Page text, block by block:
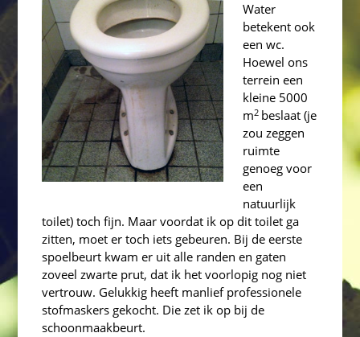
Water
betekent ook
een wc.
Hoewel ons
terrein een
kleine 5000
m2 beslaat (je
zou zeggen
ruimte
genoeg voor
een
natuurlijk
toilet) toch fijn. Maar voordat ik op dit toilet ga
zitten, moet er toch iets gebeuren. Bij de eerste
spoelbeurt kwam er uit alle randen en gaten
zoveel zwarte prut, dat ik het voorlopig nog niet
vertrouw. Gelukkig heeft manlief professionele
stofmaskers gekocht. Die zet ik op bij de
schoonmaakbeurt.